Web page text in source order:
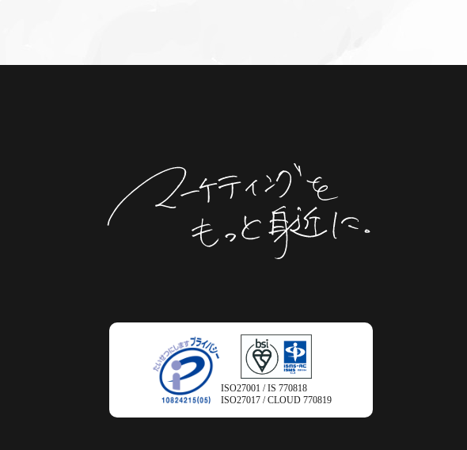
ISO27001 / IS 770818
ISO27017 / CLOUD 770819